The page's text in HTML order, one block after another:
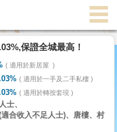
保證全城最高！
適用於新居屋
適用於一手及二手私樓
適用於轉按套現
士、
合收入不足人士)、唐樓、村